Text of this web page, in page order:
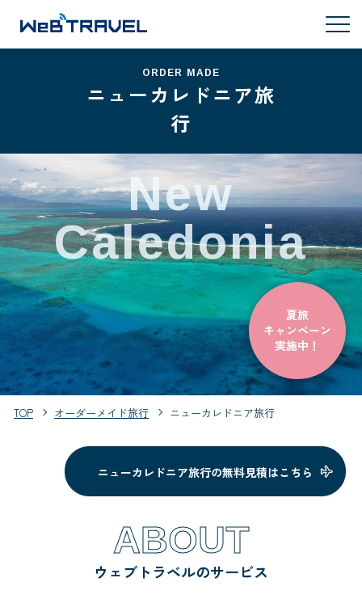
ORDER MADE
ニューカレドニア旅
行
New
Caledonia
夏旅
キャンペーン
実施中！
TOP オーダーメイド旅行 ニューカレドニア旅行
ニューカレドニア旅行の無料見積はこちら
ABOUT
ウェブトラベルのサービス